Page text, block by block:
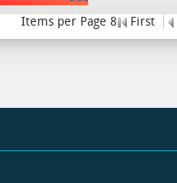
Items per Page 8 First